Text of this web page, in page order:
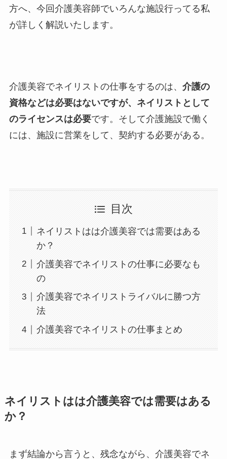
方へ、今回介護美容師でいろんな施設行ってる私
が詳しく解説いたします。
介護美容でネイリストの仕事をするのは、 介護の
資格などは必要はないですが、ネイリストとして
のライセンスは必要です。そして介護施設で働く
には、施設に営業をして、契約する必要がある。
目次
ネイリストはは介護美容では需要はある
か？
介護美容でネイリストの仕事に必要なも
の
介護美容でネイリストライバルに勝つ方
法
介護美容でネイリストの仕事まとめ
ネイリストはは介護美容では需要はある
か？
まず結論から言うと、残念ながら、介護美容でネ